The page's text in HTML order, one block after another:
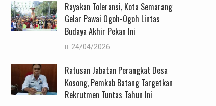
Rayakan Toleransi, Kota Semarang
Gelar Pawai Ogoh-Ogoh Lintas
Budaya Akhir Pekan Ini
24/04/2026
Ratusan Jabatan Perangkat Desa
Kosong, Pemkab Batang Targetkan
Rekrutmen Tuntas Tahun Ini